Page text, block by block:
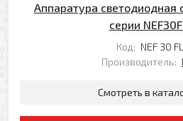
Аппаратура светодиодная
серии
Код: NEF 30
Производитель:
Смотреть в